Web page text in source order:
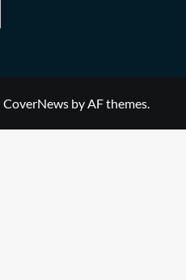
CoverNewsby AF themes.